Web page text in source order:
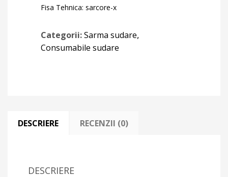
Fisa Tehnica: sarcore-x
Categorii:Sarma sudare,
Consumabile sudare
DESCRIERE RECENZII (0)
DESCRIERE